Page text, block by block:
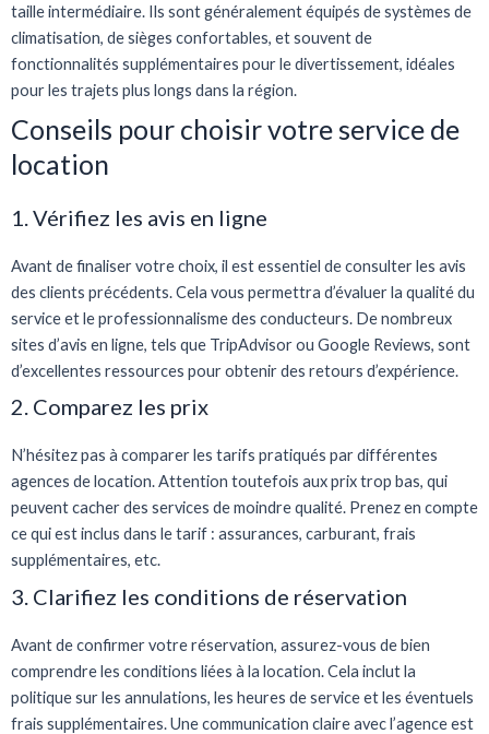
taille intermédiaire. Ils sont généralement équipés de systèmes de
climatisation, de sièges confortables, et souvent de
fonctionnalités supplémentaires pour le divertissement, idéales
pour les trajets plus longs dans la région.
Conseils pour choisir votre service de
location
1. Vérifiez les avis en ligne
Avant de finaliser votre choix, il est essentiel de consulter les avis
des clients précédents. Cela vous permettra d’évaluer la qualité du
service et le professionnalisme des conducteurs. De nombreux
sites d’avis en ligne, tels que TripAdvisor ou Google Reviews, sont
d’excellentes ressources pour obtenir des retours d’expérience.
2. Comparez les prix
N’hésitez pas à comparer les tarifs pratiqués par différentes
agences de location. Attention toutefois aux prix trop bas, qui
peuvent cacher des services de moindre qualité. Prenez en compte
ce qui est inclus dans le tarif : assurances, carburant, frais
supplémentaires, etc.
3. Clarifiez les conditions de réservation
Avant de confirmer votre réservation, assurez-vous de bien
comprendre les conditions liées à la location. Cela inclut la
politique sur les annulations, les heures de service et les éventuels
frais supplémentaires. Une communication claire avec l’agence est